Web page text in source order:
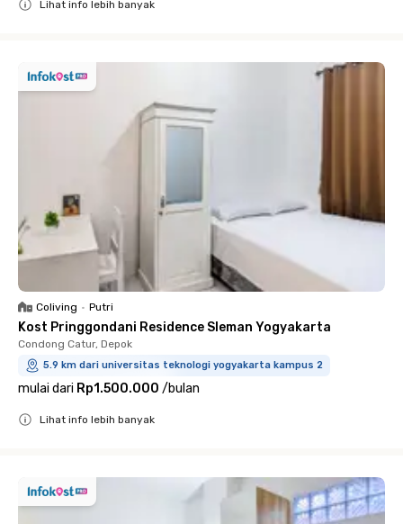
Lihat info lebih banyak
Coliving • Putri
Kost Pringgondani Residence Sleman Yogyakarta
Condong Catur, Depok
5.9 km dari universitas teknologi yogyakarta kampus 2
mulai dari Rp1.500.000 /bulan
Lihat info lebih banyak